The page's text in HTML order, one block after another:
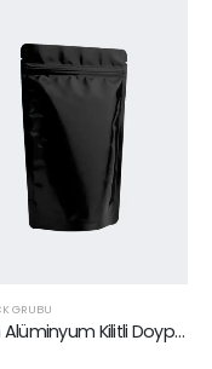
GRUBU
Siyah Alüminyum Kilitli Doypack 13 x 22,5 cm